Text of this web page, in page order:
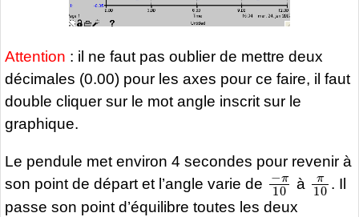
Attention : il ne faut pas oublier de mettre deux
décimales (0.00) pour les axes pour ce faire, il faut
double cliquer sur le mot angle inscrit sur le
graphique.
Le pendule met environ 4 secondes pour revenir à
son point de départ et l’angle varie de
−π10
à
π10
. Il
passe son point d’équilibre toutes les deux